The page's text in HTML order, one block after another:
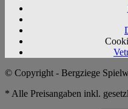
© Copyright - Bergziege
* Alle Preisangaben inkl.